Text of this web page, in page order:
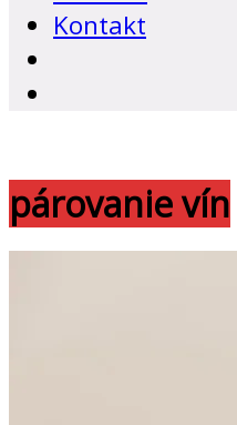
Kontakt
párovanie vín